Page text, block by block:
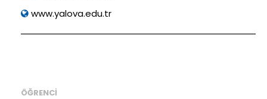
www.yalova.edu.tr
ÖĞRENCİ